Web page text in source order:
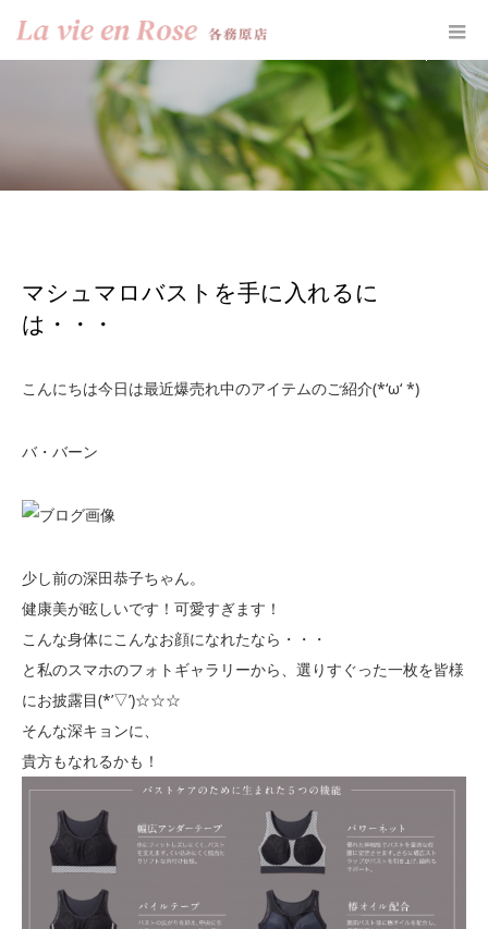
マシュマロバストを手に入れるに
は・・・
こんにちは今日は最近爆売れ中のアイテムのご紹介(*‘ω‘ *)
バ・バーン
少し前の深田恭子ちゃん。
健康美が眩しいです！可愛すぎます！
こんな身体にこんなお顔になれたなら・・・
と私のスマホのフォトギャラリーから、選りすぐった一枚を皆様
にお披露目(*’▽’)☆☆☆
そんな深キョンに、
貴方もなれるかも！